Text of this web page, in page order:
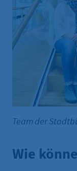
Team der
Wie